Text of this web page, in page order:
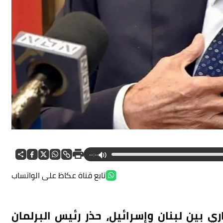
--:--
تابع قناة عكاظ على الواتساب
بين لبنان وإسرائيل، حذر رئيس البرلمان